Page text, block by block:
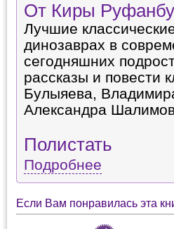
От Киры
Лучшие
динозаврах в
сегодняшних
рассказы и повести
Булыяева,
Александра
Полистать
Подробнее
Если Вам понравилась эта